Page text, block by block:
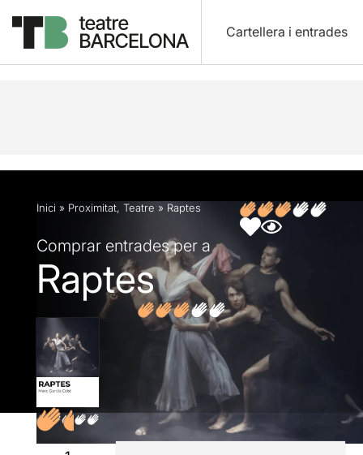
Cartellera i entrades
Descripció Fitxa artística Fotos i vídeos
Inici » Proximitat, Teatre » Raptes
Comprar entrades per a
Raptes